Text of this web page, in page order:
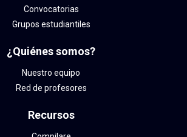
Convocatorias
Grupos estudiantiles
¿Quiénes somos?
Nuestro equipo
Red de profesores
Recursos